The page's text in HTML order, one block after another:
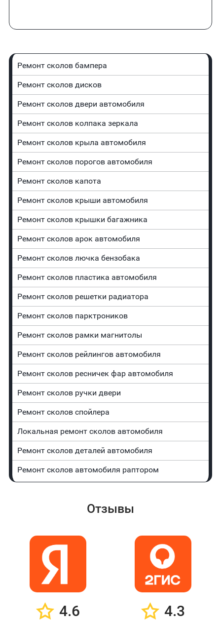
Ремонт сколов бампера
Ремонт сколов дисков
Ремонт сколов двери автомобиля
Ремонт сколов колпака зеркала
Ремонт сколов крыла автомобиля
Ремонт сколов порогов автомобиля
Ремонт сколов капота
Ремонт сколов крыши автомобиля
Ремонт сколов крышки багажника
Ремонт сколов арок автомобиля
Ремонт сколов лючка бензобака
Ремонт сколов пластика автомобиля
Ремонт сколов решетки радиатора
Ремонт сколов парктроников
Ремонт сколов рамки магнитолы
Ремонт сколов рейлингов автомобиля
Ремонт сколов ресничек фар автомобиля
Ремонт сколов ручки двери
Ремонт сколов спойлера
Локальная ремонт сколов автомобиля
Ремонт сколов деталей автомобиля
Ремонт сколов автомобиля раптором
Отзывы
4.6 4.3